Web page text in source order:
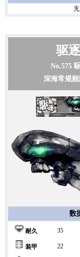
无
驱
No.575
深海常规
数
耐久 35
装甲 22